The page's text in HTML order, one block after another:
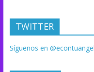
TWITTER
Síguenos en